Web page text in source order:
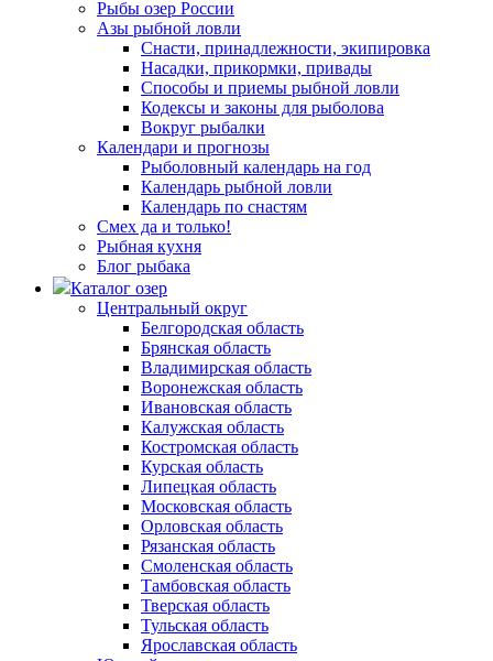
Рыбы озер России
Азы рыбной ловли
Снасти, принадлежности, экипировка
Насадки, прикормки, привады
Способы и приемы рыбной ловли
Кодексы и законы для рыболова
Вокруг рыбалки
Календари и прогнозы
Рыболовный календарь на год
Календарь рыбной ловли
Календарь по снастям
Смех да и только!
Рыбная кухня
Блог рыбака
Каталог озер
Центральный округ
Белгородская область
Брянская область
Владимирская область
Воронежская область
Ивановская область
Калужская область
Костромская область
Курская область
Липецкая область
Московская область
Орловская область
Рязанская область
Смоленская область
Тамбовская область
Тверская область
Тульская область
Ярославская область